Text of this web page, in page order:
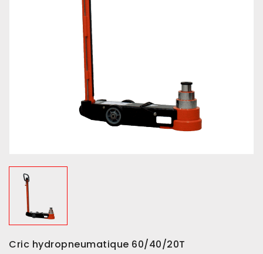
Cric hydropneumatique 60/40/20T